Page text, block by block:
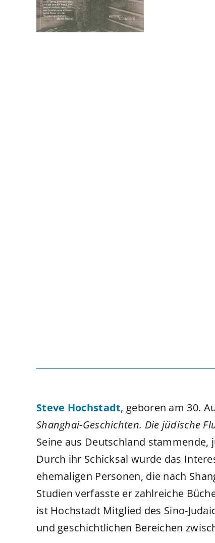
Steve Hochstadt, geboren am 30.
Shanghai-Geschichten. Die jüdische
Seine aus Deutschland
Durch ihr Schicksal wurde das
ehemaligen Personen, die nach
Studien verfasste er zahlreiche
ist Hochstadt Mitglied des Sino-
und geschichtlichen Bereichen